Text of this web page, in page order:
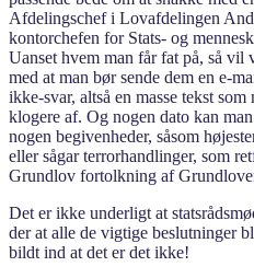
Afdelingschef i Lovafdelingen
kontorchefen for Stats- og
Uanset hvem man får fat på, så vil
med at man bør sende dem en e-
ikke-svar, altså en masse tekst
klogere af. Og nogen dato kan
nogen begivenheder, såsom
eller sågar terrorhandlinger, som
Grundlov fortolkning af
Det er ikke underligt at
der at alle de vigtige beslutninger
bildt ind at det er det ikke!